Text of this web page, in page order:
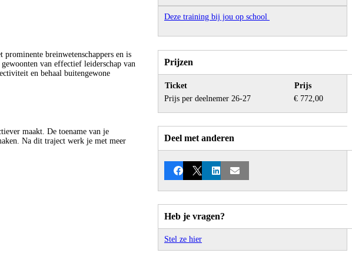
breinwetenschappers en is
van effectief leiderschap van
en behaal buitengewone
maakt. De toename van je
Na dit traject werk je met meer
Deze training bij jou op school
Prijzen
Ticket
Prijs
Prijs per deelnemer 26-27
€ 772,00
Deel met anderen
Facebook
X LinkedInE-mail
Heb je vragen?
Stel ze hier